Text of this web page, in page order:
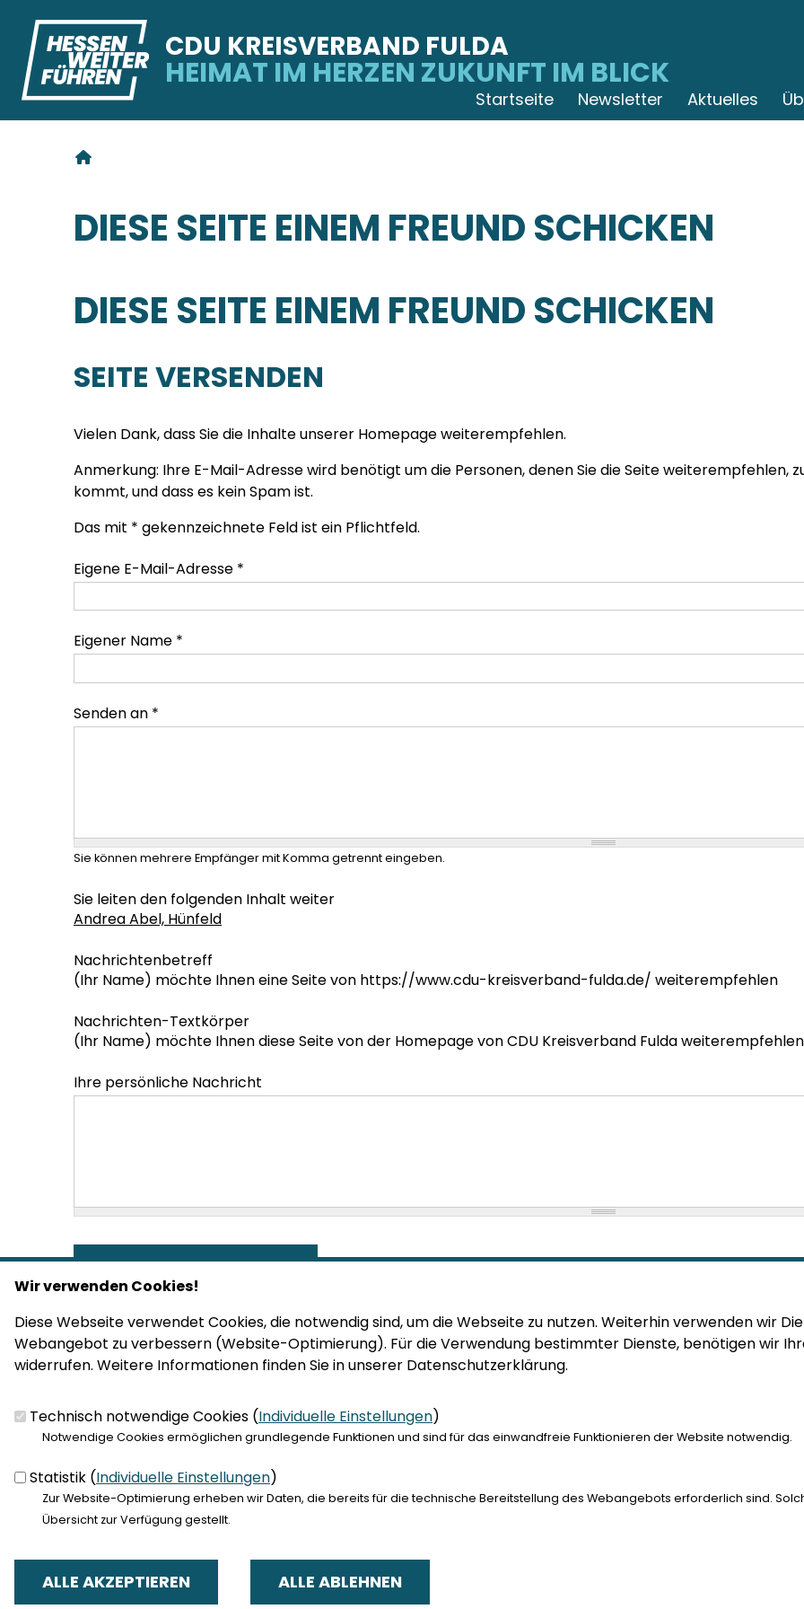
CDU KREISVERBAND FULDA
HEIMAT IM HERZEN ZUKUNFT IM BLICK
Startseite Newsletter Aktuelles
SIE SIND HIER
DIESE SEITE EINEM FREUND SCHICKEN
DIESE SEITE EINEM FREUND SCHICKEN
SEITE VERSENDEN
Vielen Dank, dass Sie die Inhalte unserer Homepage weiterempfehlen.
Anmerkung: Ihre E-Mail-Adresse wird benötigt um die Personen, denen Sie die Seite weiterempfehlen,
kommt, und dass es kein Spam ist.
Das mit * gekennzeichnete Feld ist ein Pflichtfeld.
Eigene E-Mail-Adresse *
Eigener Name *
Senden an *
Sie können mehrere Empfänger mit Komma getrennt eingeben.
Sie leiten den folgenden Inhalt weiter
Andrea Abel, Hünfeld
Nachrichtenbetreff
(Ihr Name) möchte Ihnen eine Seite von https://www.cdu-kreisverband-fulda.de/ weiterempfehlen
Nachrichten-Textkörper
(Ihr Name) möchte Ihnen diese Seite von der Homepage von CDU Kreisverband Fulda
Ihre persönliche Nachricht
FUSSBEREICH
ANSCHRIFT
CDU Kreisverband Fulda
Michael Henkel-Str. 4-6
36043Fulda
Fax:0661 - 9340720
E-Mail:info@fulda.cdu.de
IM WEB
CDU Landtagsfraktion
Wir verwenden Cookies!
Diese Webseite verwendet Cookies, die notwendig sind, um die Webseite zu nutzen. Weiterhin verwenden wir
Webangebot zu verbessern (Website-Optimierung). Für die Verwendung bestimmter Dienste, benötigen wir
widerrufen. Weitere Informationen finden Sie in unserer Datenschutzerklärung.
Technisch notwendige Cookies (Individuelle Einstellungen)
Notwendige Cookies ermöglichen grundlegende Funktionen und sind für das einwandfreie Funktionieren der Website notwendig.
Statistik (Individuelle Einstellungen)
Zur Website-Optimierung erheben wir Daten, die bereits für die technische Bereitstellung des Webangebots erforderlich sind.
Übersicht zur Verfügung gestellt.